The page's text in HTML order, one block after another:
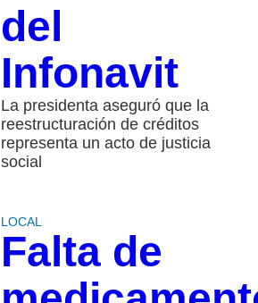
del
Infonavit
La presidenta aseguró que la
reestructuración de créditos
representa un acto de justicia
social
LOCAL
Falta de